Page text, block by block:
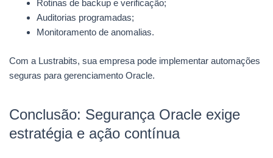
Rotinas de backup e verificação;
Auditorias programadas;
Monitoramento de anomalias.
Com a Lustrabits, sua empresa pode implementar automações
seguras para gerenciamento Oracle.
Conclusão: Segurança Oracle exige
estratégia e ação contínua